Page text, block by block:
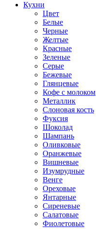
Кухни
Цвет
Белые
Черные
Желтые
Красные
Зеленые
Серые
Бежевые
Глянцевые
Кофе с молоком
Металлик
Слоновая кость
Фуксия
Шоколад
Шампань
Оливковые
Оранжевые
Вишневые
Изумрудные
Венге
Ореховые
Янтарные
Сиреневые
Салатовые
Фиолетовые